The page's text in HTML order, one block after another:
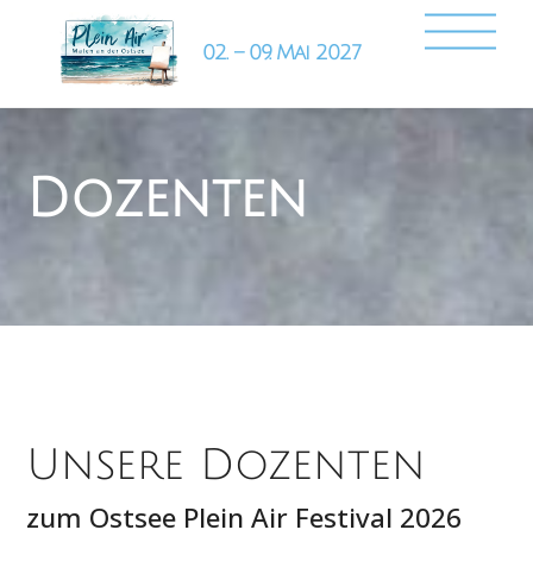
content
Dozenten
Unsere Dozenten
zum Ostsee Plein Air Festival 2026
To